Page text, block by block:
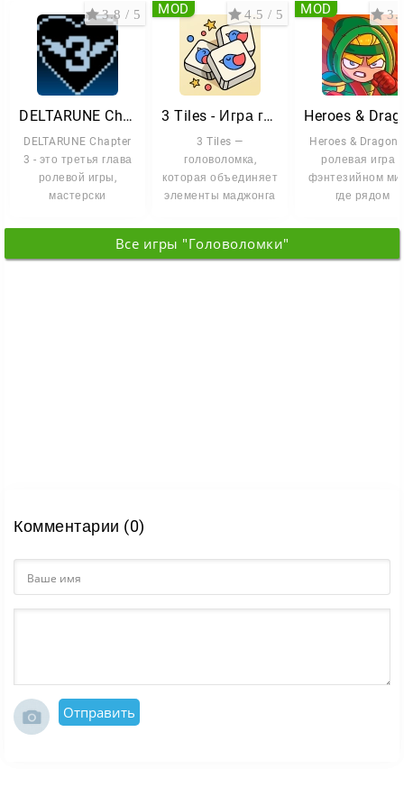
DELTARUNE Chapter 3
DELTARUNE Chapter
3 - это третья глава
ролевой игры,
мастерски
интригу сюжета с
3.8 / 5
3 Tiles - Игра головоломка
3 Tiles —
головоломка,
которая объединяет
элементы маджонга
совпадение
одинаковых
4.5 / 5
MOD
Heroes &
ролевая игра в
фэнтезийном
где рядом
древние
MOD
Все игры "Головоломки"
Комментарии (0)
Отправить